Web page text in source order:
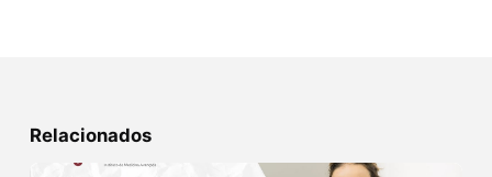
Relacionados